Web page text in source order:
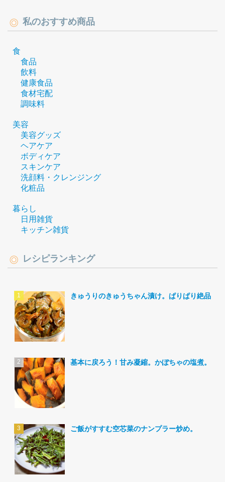
私のおすすめ商品
食
食品
飲料
健康食品
食材宅配
調味料
美容
美容グッズ
ヘアケア
ボディケア
スキンケア
洗顔料・クレンジング
化粧品
暮らし
日用雑貨
キッチン雑貨
レシピランキング
きゅうりのきゅうちゃん漬け。ぱりぱり絶品。
基本に戻ろう！甘み凝縮。かぼちゃの塩煮。
ご飯がすすむ空芯菜のナンプラー炒め。